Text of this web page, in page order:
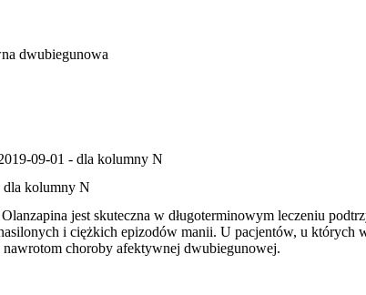
dwubiegunowa
09-01 - dla kolumny N
dla kolumny N
jest skuteczna w długoterminowym leczeniu
i ciężkich epizodów manii. U pacjentów, u
nawrotom choroby afektywnej dwubiegunowej.